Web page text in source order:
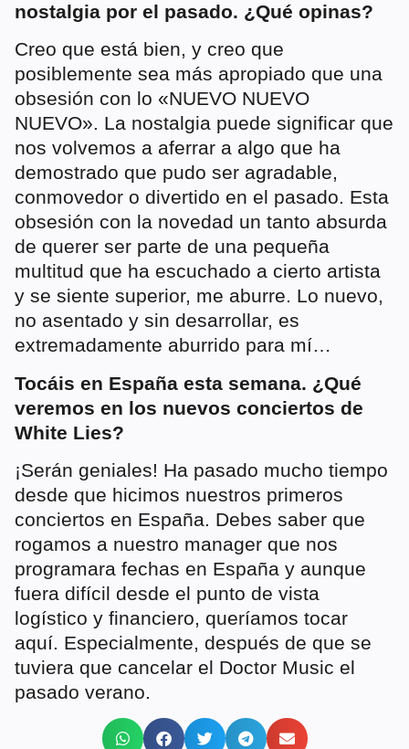
nostalgia por el pasado. ¿Qué opinas?
Creo que está bien, y creo que
posiblemente sea más apropiado que una
obsesión con lo «NUEVO NUEVO
NUEVO». La nostalgia puede significar que
nos volvemos a aferrar a algo que ha
demostrado que pudo ser agradable,
conmovedor o divertido en el pasado. Esta
obsesión con la novedad un tanto absurda
de querer ser parte de una pequeña
multitud que ha escuchado a cierto artista
y se siente superior, me aburre. Lo nuevo,
no asentado y sin desarrollar, es
extremadamente aburrido para mí…
Tocáis en España esta semana. ¿Qué
veremos en los nuevos conciertos de
White Lies?
¡Serán geniales! Ha pasado mucho tiempo
desde que hicimos nuestros primeros
conciertos en España. Debes saber que
rogamos a nuestro manager que nos
programara fechas en España y aunque
fuera difícil desde el punto de vista
logístico y financiero, queríamos tocar
aquí. Especialmente, después de que se
tuviera que cancelar el Doctor Music el
pasado verano.